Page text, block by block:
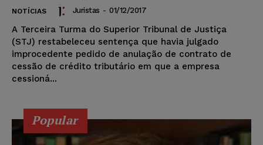
NOTÍCIAS Juristas - 01/12/2017
A Terceira Turma do Superior Tribunal de Justiça
(STJ) restabeleceu sentença que havia julgado
improcedente pedido de anulação de contrato de
cessão de crédito tributário em que a empresa
cessioná...
Popular